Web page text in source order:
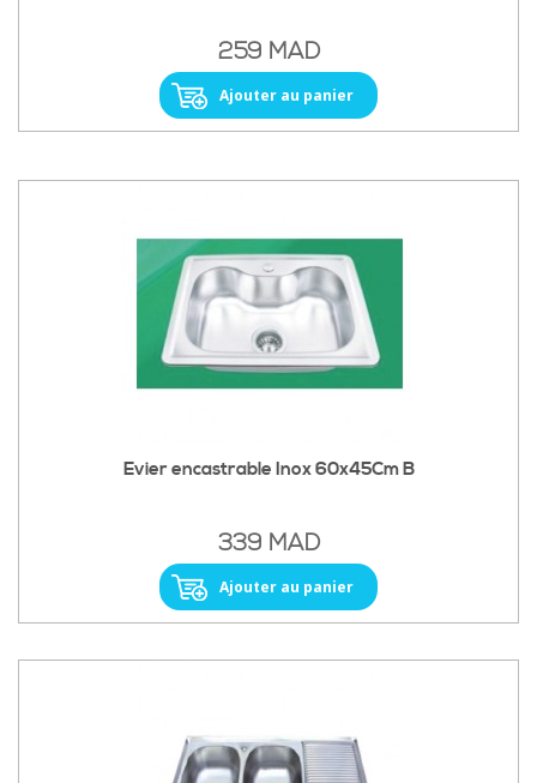
259 MAD
Ajouter au panier
Evier encastrable Inox 60x45Cm B
339 MAD
Ajouter au panier